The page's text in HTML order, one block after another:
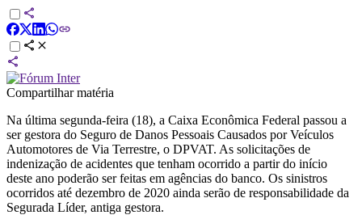
Compartilhar matéria
Na última segunda-feira (18), a Caixa Econômica Federal passou a
ser gestora do Seguro de Danos Pessoais Causados por Veículos
Automotores de Via Terrestre, o DPVAT. As solicitações de
indenização de acidentes que tenham ocorrido a partir do início
deste ano poderão ser feitas em agências do banco. Os sinistros
ocorridos até dezembro de 2020 ainda serão de responsabilidade da
Segurada Líder, antiga gestora.